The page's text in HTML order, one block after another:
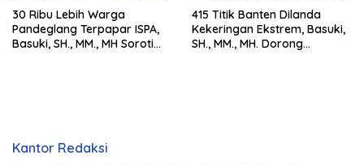
30 Ribu Lebih Warga
Pandeglang Terpapar ISPA,
Basuki, SH., MM., MH Soroti
415 Titik Banten Dilanda
Kekeringan Ekstrem, Basuki,
SH., MM., MH. Dorong
Kantor Redaksi